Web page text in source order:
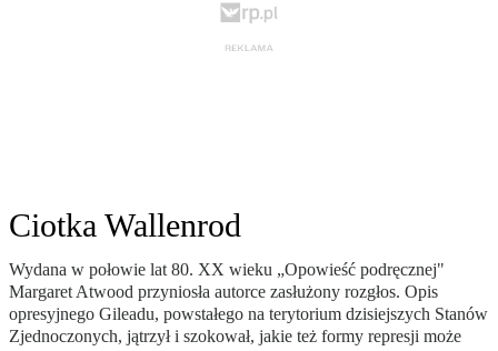
Ciotka Wallenrod
Wydana w połowie lat 80. XX wieku „Opowieść podręcznej"
Margaret Atwood przyniosła autorce zasłużony rozgłos. Opis
opresyjnego Gileadu, powstałego na terytorium dzisiejszych Stanów
Zjednoczonych, jątrzył i szokował, jakie też formy represji może